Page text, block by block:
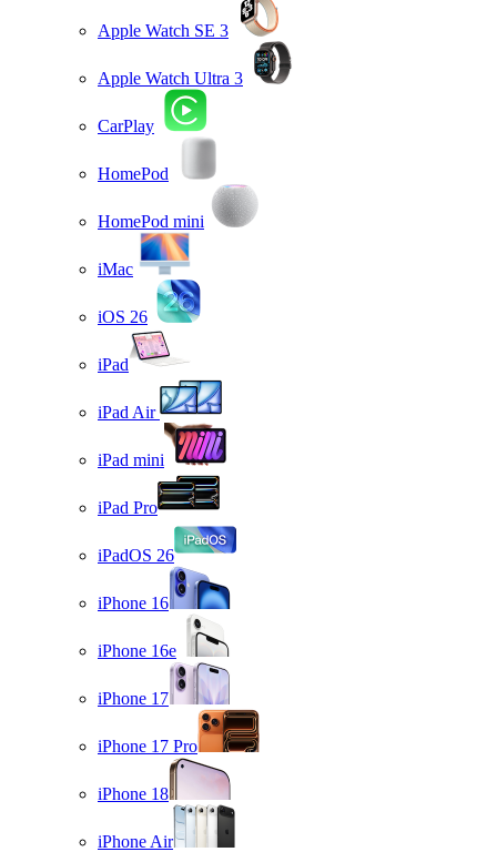
Apple Watch SE 3
Apple Watch Ultra 3
CarPlay
HomePod
HomePod mini
iMac
iOS 26
iPad
iPad Air
iPad mini
iPad Pro
iPadOS 26
iPhone 16
iPhone 16e
iPhone 17
iPhone 17 Pro
iPhone 18
iPhone Air